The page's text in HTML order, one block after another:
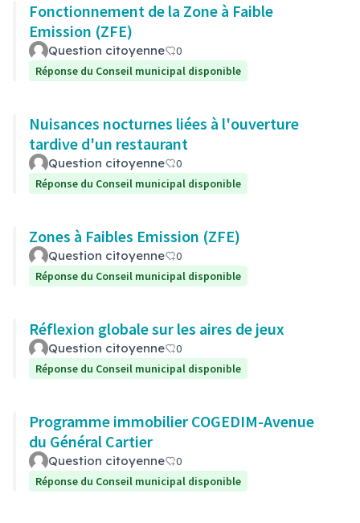
Fonctionnement de la Zone à Faible
Emission (ZFE)
Question citoyenne
0
Réponse du Conseil municipal disponible
Nuisances nocturnes liées à l'ouverture
tardive d'un restaurant
Question citoyenne
0
Réponse du Conseil municipal disponible
Zones à Faibles Emission (ZFE)
Question citoyenne
0
Réponse du Conseil municipal disponible
Réflexion globale sur les aires de jeux
Question citoyenne
0
Réponse du Conseil municipal disponible
Programme immobilier COGEDIM-Avenue
du Général Cartier
Question citoyenne
0
Réponse du Conseil municipal disponible